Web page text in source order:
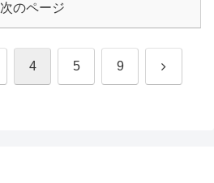
次のページ
4 5 9 次